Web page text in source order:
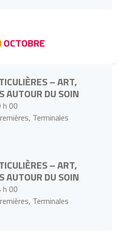
OCTOBRE
– ART,
AUTOUR DU SOIN
h 00
Terminales
– ART,
AUTOUR DU SOIN
h 00
Terminales